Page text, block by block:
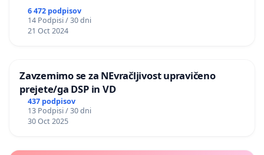
6 472 podpisov
14 Podpisi / 30 dni
21 Oct 2024
Zavzemimo se za NEvračljivost upravičeno
prejete/ga DSP in VD
437 podpisov
13 Podpisi / 30 dni
30 Oct 2025